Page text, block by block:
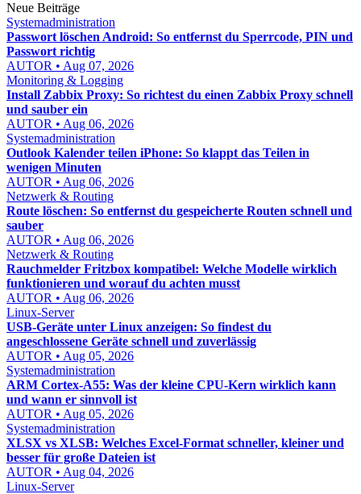
Neue Beiträge
Systemadministration
Passwort löschen Android: So entfernst du Sperrcode, PIN und
Passwort richtig
AUTOR • Aug 07, 2026
Monitoring & Logging
Install Zabbix Proxy: So richtest du einen Zabbix Proxy schnell
und sauber ein
AUTOR • Aug 06, 2026
Systemadministration
Outlook Kalender teilen iPhone: So klappt das Teilen in
wenigen Minuten
AUTOR • Aug 06, 2026
Netzwerk & Routing
Route löschen: So entfernst du gespeicherte Routen schnell und
sauber
AUTOR • Aug 06, 2026
Netzwerk & Routing
Rauchmelder Fritzbox kompatibel: Welche Modelle wirklich
funktionieren und worauf du achten musst
AUTOR • Aug 06, 2026
Linux-Server
USB-Geräte unter Linux anzeigen: So findest du
angeschlossene Geräte schnell und zuverlässig
AUTOR • Aug 05, 2026
Systemadministration
ARM Cortex-A55: Was der kleine CPU-Kern wirklich kann
und wann er sinnvoll ist
AUTOR • Aug 05, 2026
Systemadministration
XLSX vs XLSB: Welches Excel-Format schneller, kleiner und
besser für große Dateien ist
AUTOR • Aug 04, 2026
Linux-Server